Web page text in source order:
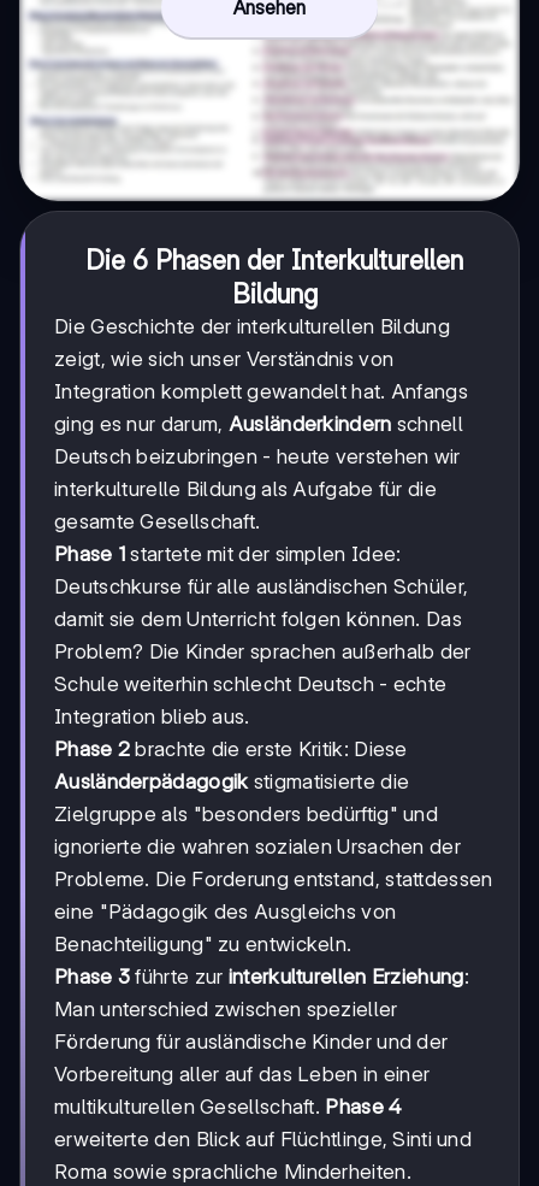
Ansehen
Die 6 Phasen der Interkulturellen
Bildung
Die Geschichte der interkulturellen Bildung
zeigt, wie sich unser Verständnis von
Integration komplett gewandelt hat. Anfangs
ging es nur darum, Ausländerkindern schnell
Deutsch beizubringen - heute verstehen wir
interkulturelle Bildung als Aufgabe für die
gesamte Gesellschaft.
Phase 1 startete mit der simplen Idee:
Deutschkurse für alle ausländischen Schüler,
damit sie dem Unterricht folgen können. Das
Problem? Die Kinder sprachen außerhalb der
Schule weiterhin schlecht Deutsch - echte
Integration blieb aus.
Phase 2 brachte die erste Kritik: Diese
Ausländerpädagogikstigmatisierte die
Zielgruppe als "besonders bedürftig" und
ignorierte die wahren sozialen Ursachen der
Probleme. Die Forderung entstand, stattdessen
eine "Pädagogik des Ausgleichs von
Benachteiligung" zu entwickeln.
Phase 3 führte zur interkulturellen Erziehung:
Man unterschied zwischen spezieller
Förderung für ausländische Kinder und der
Vorbereitung aller auf das Leben in einer
multikulturellen Gesellschaft. Phase 4
erweiterte den Blick auf Flüchtlinge, Sinti und
Roma sowie sprachliche Minderheiten.